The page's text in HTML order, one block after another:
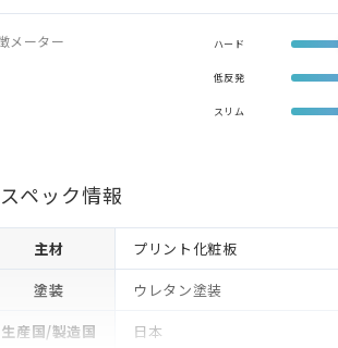
メーター ハード
低反発
スリム
スペック情報
主材
プリント化粧板
塗装
ウレタン塗装
生産国/製造国
日本